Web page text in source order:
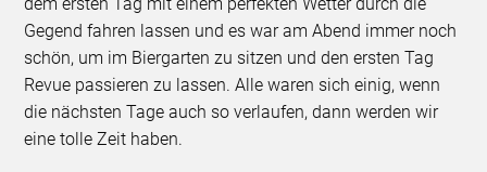
dem ersten Tag mit einem perfekten Wetter durch die
Gegend fahren lassen und es war am Abend immer noch
schön, um im Biergarten zu sitzen und den ersten Tag
Revue passieren zu lassen. Alle waren sich einig, wenn
die nächsten Tage auch so verlaufen, dann werden wir
eine tolle Zeit haben.